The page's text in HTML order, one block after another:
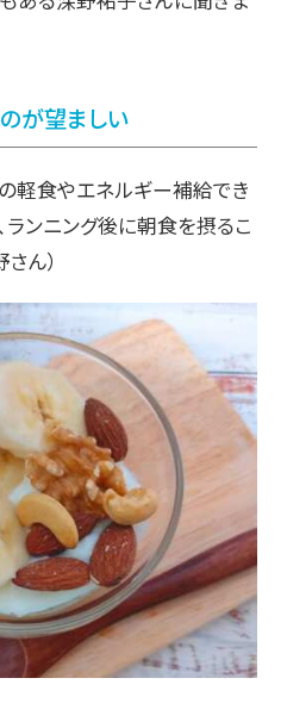
が望ましい
軽食やエネルギー補給でき
ンニング後に朝食を摂るこ
ん）